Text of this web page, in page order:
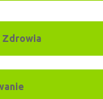
Zdrowia